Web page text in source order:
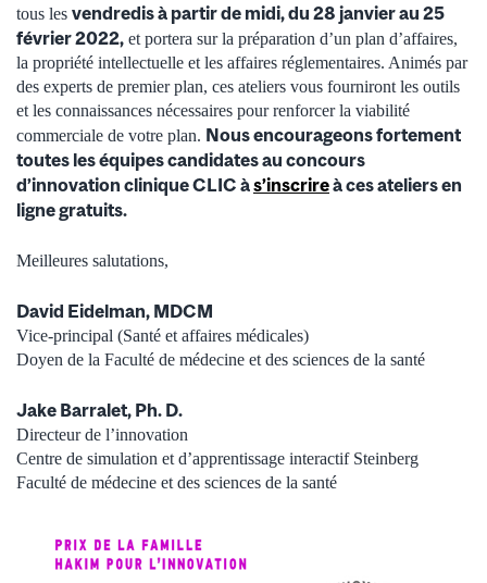
tous les vendredis à partir de midi, du 28 janvier au 25
février 2022, et portera sur la préparation d’un plan d’affaires,
la propriété intellectuelle et les affaires réglementaires. Animés par
des experts de premier plan, ces ateliers vous fourniront les outils
et les connaissances nécessaires pour renforcer la viabilité
commerciale de votre plan. Nous encourageons fortement
toutes les équipes candidates au concours
d’innovation clinique CLIC às’inscrireà ces ateliers en
ligne gratuits.
Meilleures salutations,
David Eidelman, MDCM
Vice-principal (Santé et affaires médicales)
Doyen de la Faculté de médecine et des sciences de la santé
Jake Barralet, Ph. D.
Directeur de l’innovation
Centre de simulation et d’apprentissage interactif Steinberg
Faculté de médecine et des sciences de la santé